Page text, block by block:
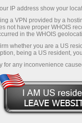
master forex
IP address show your
a VPN provided by a
not have proper WHOIS
in the WHOIS
whether you are a US
being a US resident,
for any inconvenience